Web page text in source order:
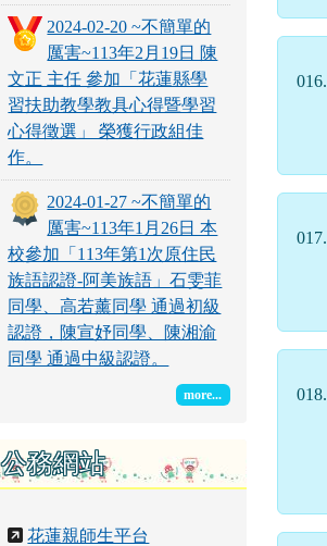
2024-02-20 ~不簡單的
厲害~113年2月19日 陳
文正 主任 參加「花蓮縣學
習扶助教學教具心得暨學習
心得徵選」 榮獲行政組佳
作。
2024-01-27 ~不簡單的
厲害~113年1月26日 本
校參加「113年第1次原住民
族語認證-阿美族語」石雯菲
同學、高若薰同學 通過初級
認證，陳宣妤同學、陳湘渝
同學 通過中級認證。
more...
公務網站
花蓮親師生平台
016.
017.
018.